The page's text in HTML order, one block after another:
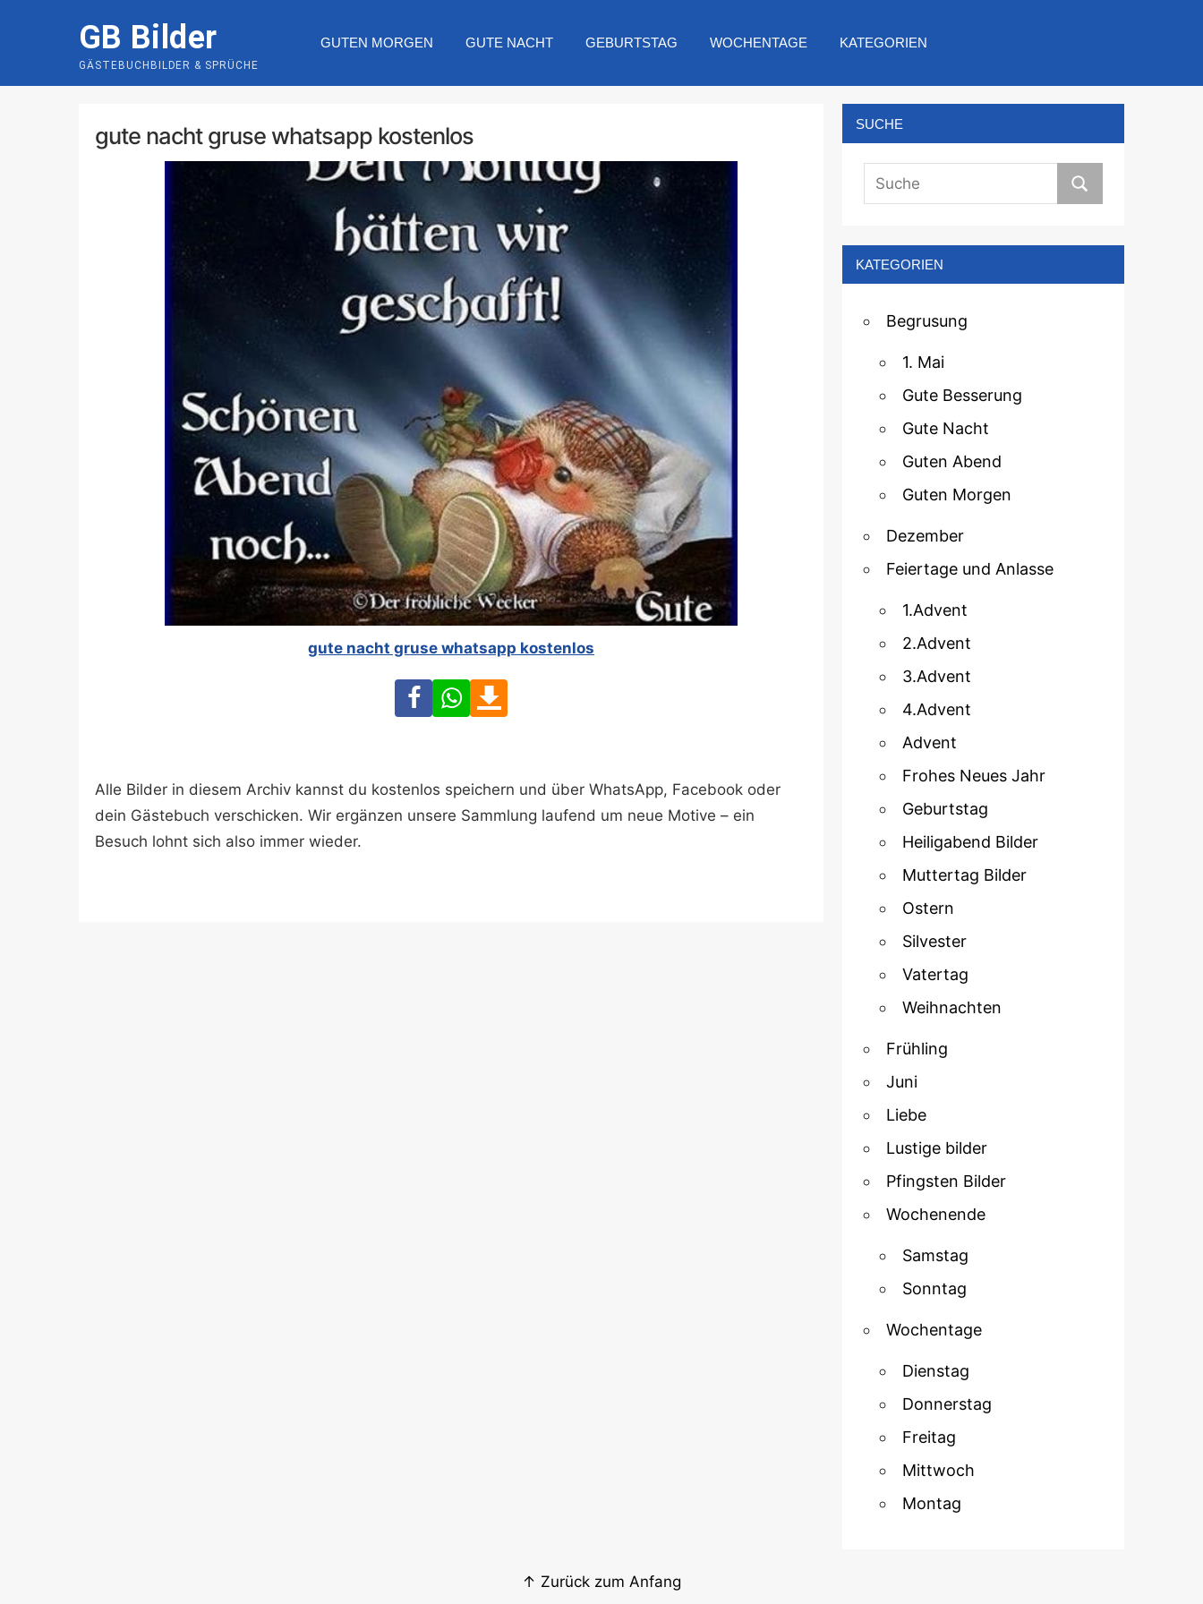
GB Bilder
GÄSTEBUCHBILDER & SPRÜCHE
GUTEN MORGEN GUTE NACHT GEBURTSTAG WOCHENTAGE KATEGORIEN
gute nacht gruse whatsapp kostenlos
gute nacht gruse whatsapp kostenlos
FacebookWhatsApp
Alle Bilder in diesem Archiv kannst du kostenlos speichern und über WhatsApp, Facebook oder
dein Gästebuch verschicken. Wir ergänzen unsere Sammlung laufend um neue Motive – ein
Besuch lohnt sich also immer wieder.
SUCHE
KATEGORIEN
Begrusung
1. Mai
Gute Besserung
Gute Nacht
Guten Abend
Guten Morgen
Dezember
Feiertage und Anlasse
1.Advent
2.Advent
3.Advent
4.Advent
Advent
Frohes Neues Jahr
Geburtstag
Heiligabend Bilder
Muttertag Bilder
Ostern
Silvester
Vatertag
Weihnachten
Frühling
Juni
Liebe
Lustige bilder
Pfingsten Bilder
Wochenende
Samstag
Sonntag
Wochentage
Dienstag
Donnerstag
Freitag
Mittwoch
Montag
↑ Zurück zum Anfang